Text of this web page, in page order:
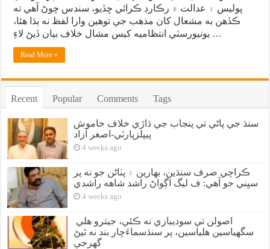
پوليس ۽ عدالت ۾ رڪارڊ ڪرائي ڇڏيو، سندس چوڻ آهي ته
ڪڏهن به مشعال کان مذهب جي توهين وارا لفظ نه ٻڌا هئا،
يونيورسٽي انتظاميه کيس مشال خلاف بيان ڏيڻ لاءِ …
Read More »
Recent Popular Comments Tags
سنڌ جي پاڻي تي پنجاب جي ڌاڙي خلاف خاموش
پيپلزپارٽي-اصغر آزاد
4 weeks ago
ڪراچي صرف سنڌين، بهارين ۽ پٺاڻن جو نه پر
سڀني جو آهي: ف ليگ اڳواڻ راشد شاهه راشدي
4 weeks ago
سگهياسين هلياسين، پر سنڌسماءَچار بند نه ٿيڻ
گهرجي